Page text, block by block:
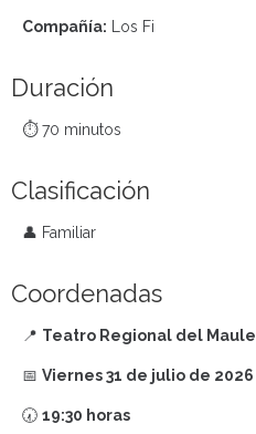
Compañía: Los Fi
Duración
⏱️ 70 minutos
Clasificación
👤 Familiar
Coordenadas
📍 Teatro Regional del Maule
📅 Viernes 31 de julio de 2026
🕢 19:30 horas